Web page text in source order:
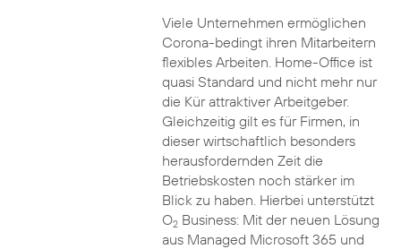
Viele Unternehmen ermöglichen
Corona-bedingt ihren Mitarbeitern
flexibles Arbeiten. Home-Office ist
quasi Standard und nicht mehr nur
die Kür attraktiver Arbeitgeber.
Gleichzeitig gilt es für Firmen, in
dieser wirtschaftlich besonders
herausfordernden Zeit die
Betriebskosten noch stärker im
Blick zu haben. Hierbei unterstützt
O2Business: Mit der neuen Lösung
aus Managed Microsoft 365 und